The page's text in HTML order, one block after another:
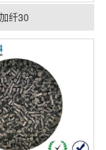
加纤30